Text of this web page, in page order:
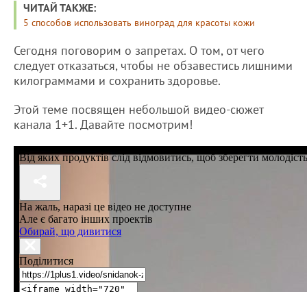
ЧИТАЙ ТАКЖЕ:
5 способов использовать виноград для красоты кожи
Сегодня поговорим о запретах. О том, от чего
следует отказаться, чтобы не обзавестись лишними
килограммами и сохранить здоровье.
Этой теме посвящен небольшой видео-сюжет
канала 1+1. Давайте посмотрим!